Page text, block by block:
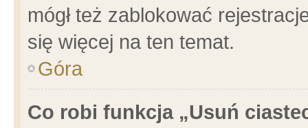
mógł też zablokować
się więcej na ten temat.
Góra
Co robi funkcja „Usuń